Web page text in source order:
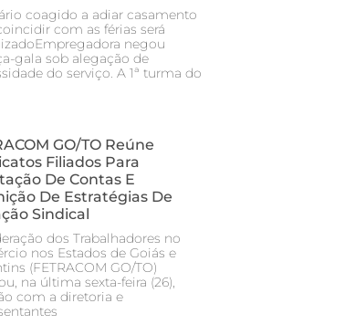
coagido a adiar casamento
com as férias será
negou
gala sob alegação de
do serviço. A 1ª turma do
GO/TO Reúne
Filiados Para
De Contas E
De Estratégias De
Sindical
dos Trabalhadores no
nos Estados de Goiás e
(FETRACOM GO/TO)
na última sexta-feira (26),
com a diretoria e